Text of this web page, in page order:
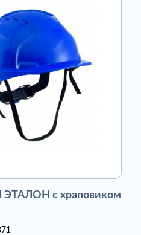
ЭТАЛОН с храповиком